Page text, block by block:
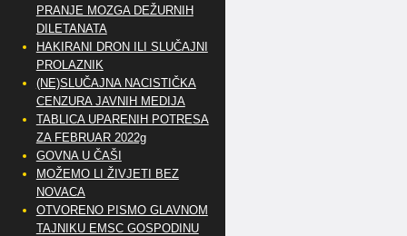
PRANJE MOZGA DEŽURNIH
DILETANATA
HAKIRANI DRON ILI SLUČAJNI
PROLAZNIK
(NE)SLUČAJNA NACISTIČKA
CENZURA JAVNIH MEDIJA
TABLICA UPARENIH POTRESA
ZA FEBRUAR 2022g
GOVNA U ČAŠI
MOŽEMO LI ŽIVJETI BEZ
NOVACA
OTVORENO PISMO GLAVNOM
TAJNIKU EMSC GOSPODINU